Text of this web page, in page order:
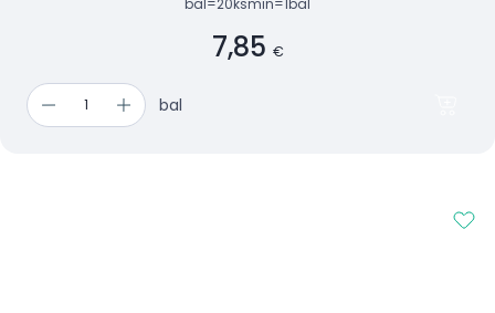
bal=20ksmin=1bal
7,85 €
bal